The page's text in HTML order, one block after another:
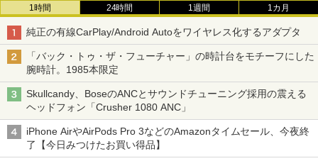
1時間 24時間 1週間 1カ月
純正の有線CarPlay/Android Autoをワイヤレス化するアダプタ
「バック・トゥ・ザ・フューチャー」の時計台をモチーフにした
腕時計。1985本限定
Skullcandy、BoseのANCとサウンドチューニング採用の震える
ヘッドフォン「Crusher 1080 ANC」
iPhone AirやAirPods Pro 3などのAmazonタイムセール、今夜終
了【今日みつけたお買い得品】